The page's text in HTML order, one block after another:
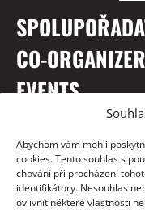
Abychom vám mohli
cookies. Tento souhlas s
chování při procházení
identifikátory. Nesouhlas
ovlivnit některé vlastnosti
CO-
EVENTS